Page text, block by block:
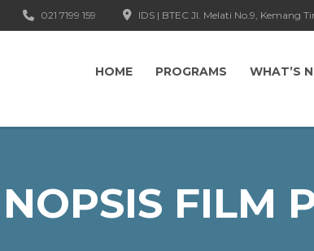
IDS | BTEC Jl. Melati No.9, Kemang
021 7199 159
HOME PROGRAMS WHAT’S
FILM